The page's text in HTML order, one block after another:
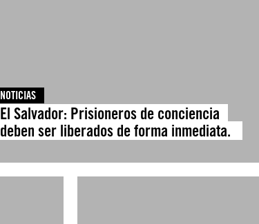
NOTICIAS
El Salvador: Prisioneros de conciencia
deben ser liberados de forma inmediata.